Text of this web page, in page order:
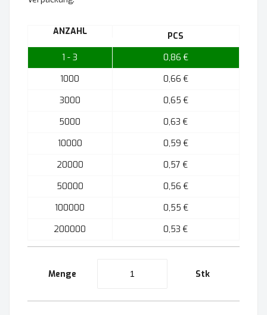
ANZAHL
PCS
1 - 3
0,86 €
1000
0,66 €
3000
0,65 €
5000
0,63 €
10000
0,59 €
20000
0,57 €
50000
0,56 €
100000
0,55 €
200000
0,53 €
Menge Stk